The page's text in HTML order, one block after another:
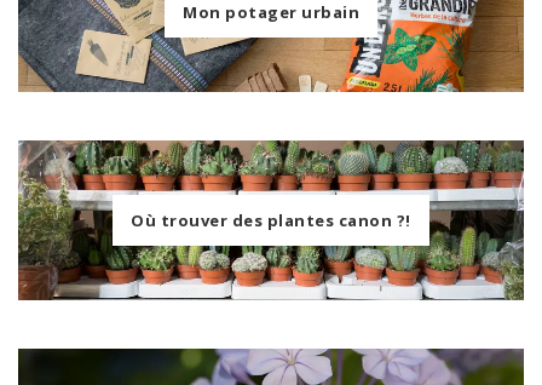
Mon potager urbain
Où trouver des plantes canon ?!